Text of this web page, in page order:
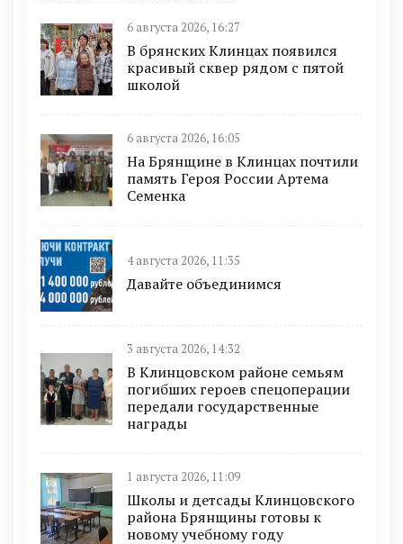
6 августа 2026, 16:27
В брянских Клинцах появился
красивый сквер рядом с пятой
школой
6 августа 2026, 16:05
На Брянщине в Клинцах почтили
память Героя России Артема
Семенка
4 августа 2026, 11:35
Давайте объединимся
3 августа 2026, 14:32
В Клинцовском районе семьям
погибших героев спецоперации
передали государственные
награды
1 августа 2026, 11:09
Школы и детсады Клинцовского
района Брянщины готовы к
новому учебному году